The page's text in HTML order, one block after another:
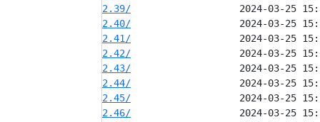
2.39/
2.40/
2.41/
2.42/
2.43/
2.44/
2.45/
2.46/